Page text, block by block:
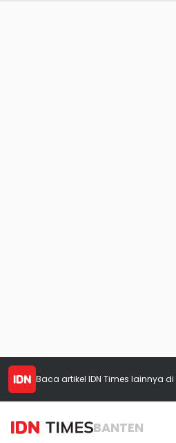
Baca artikel IDN Times lainnya di
BANTEN